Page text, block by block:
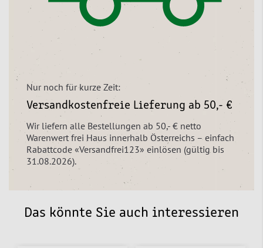
Nur noch für kurze Zeit:
Versandkostenfreie Lieferung ab 50,- €
Wir liefern alle Bestellungen ab 50,- € netto
Warenwert frei Haus innerhalb Österreichs – einfach
Rabattcode «Versandfrei123» einlösen (gültig bis
31.08.2026).
Das könnte Sie auch interessieren